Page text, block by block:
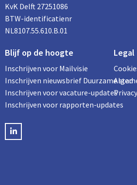
KvK Delft 27251086
BTW-identificatienr
NL8107.55.610.B.01
Blijf op de hoogte
Inschrijven voor Mailvisie
Inschrijven nieuwsbrief Duurzame stad
Inschrijven voor vacature-updates
Inschrijven voor rapporten-updates
LinkedIN
Legal